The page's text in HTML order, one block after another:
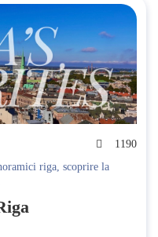
1190
riga, scoprire la